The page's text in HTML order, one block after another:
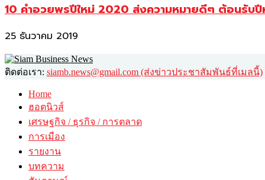
10 คำอวยพรปีใหม่ 2020 ส่งความหมายดีๆ ต้อนรับ
25 ธันวาคม 2019
ติดต่อเรา: siamb.news@gmail.com (ส่งข่าวประชาสัมพันธ์ที่เมลนี้)
Home
ฮอตนิวส์
เศรษฐกิจ / ธุรกิจ / การตลาด
การเมือง
รายงาน
บทความ